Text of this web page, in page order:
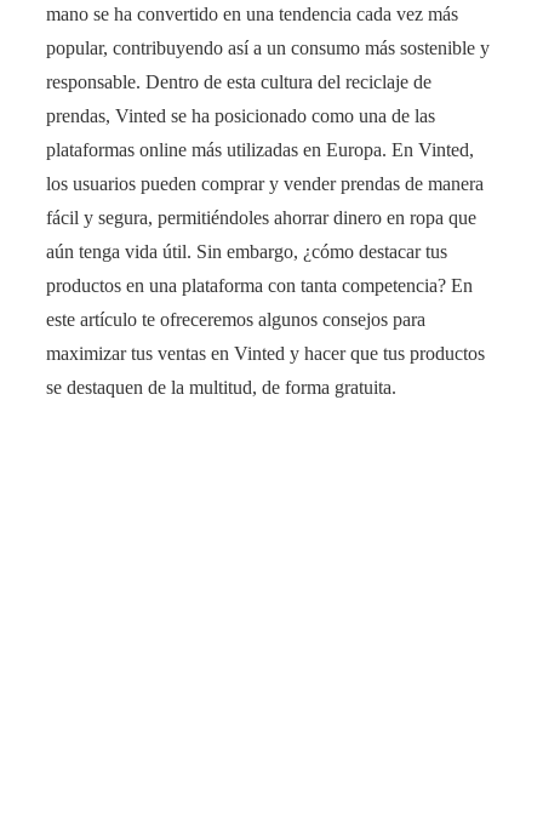
mano se ha convertido en una tendencia cada vez más
popular, contribuyendo así a un consumo más sostenible y
responsable. Dentro de esta cultura del reciclaje de
prendas, Vinted se ha posicionado como una de las
plataformas online más utilizadas en Europa. En Vinted,
los usuarios pueden comprar y vender prendas de manera
fácil y segura, permitiéndoles ahorrar dinero en ropa que
aún tenga vida útil. Sin embargo, ¿cómo destacar tus
productos en una plataforma con tanta competencia? En
este artículo te ofreceremos algunos consejos para
maximizar tus ventas en Vinted y hacer que tus productos
se destaquen de la multitud, de forma gratuita.